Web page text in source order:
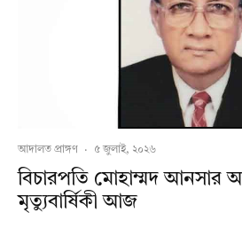
আদালত প্রাঙ্গণ · ৫ জুলাই, ২০২৬
বিচারপতি মোহাম্মদ আনসার
মৃত্যুবার্ষিকী আজ